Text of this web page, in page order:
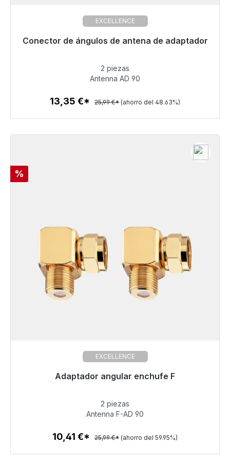
EXCELLENCE
Conector de ángulos de antena de adaptador
Listo para envío inmediato, plazo de entrega 48h*
13,35 €
Detalles
2 piezas
Antenna AD 90
13,35 €* 25,99 €* (ahorro del 48.63%)
Descuento
%
EXCELLENCE
Adaptador angular enchufe F
Listo para envío inmediato, plazo de entrega 48h*
10,41 €
Detalles
2 piezas
Antenna F-AD 90
10,41 €* 25,99 €* (ahorro del 59.95%)